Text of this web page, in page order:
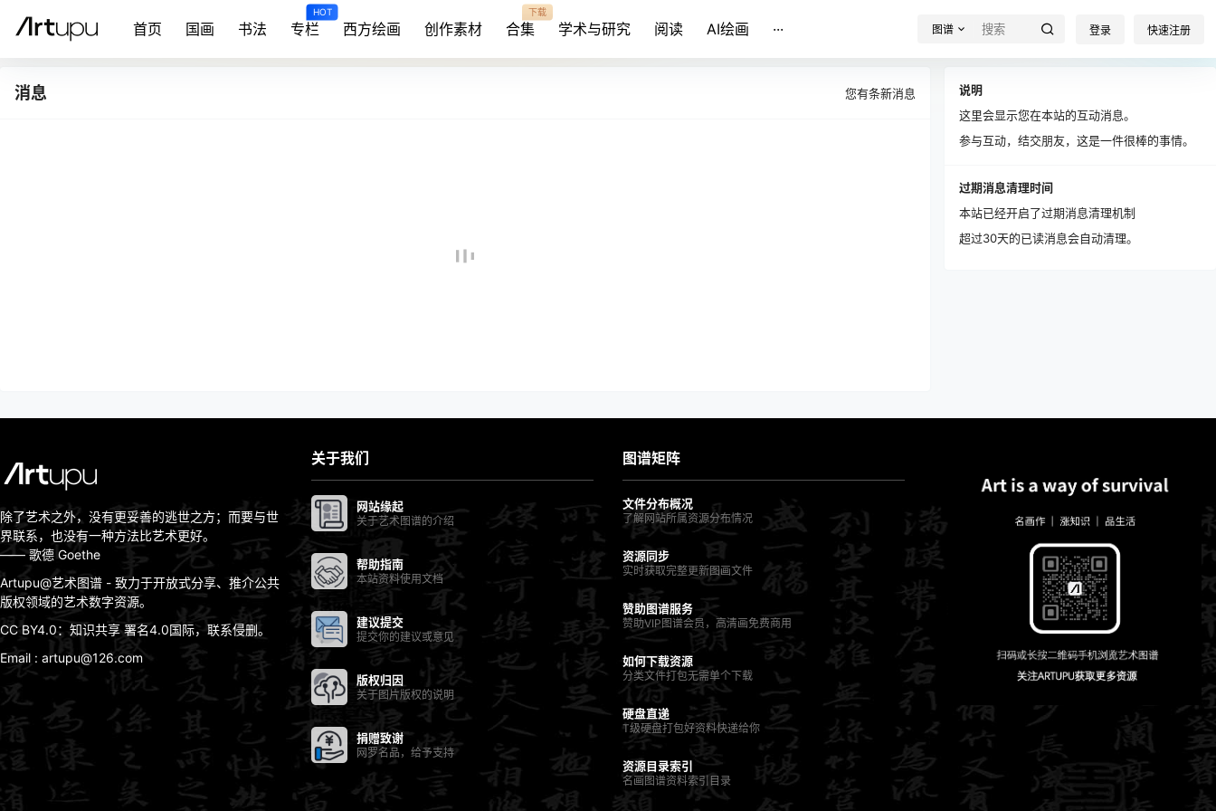
首页 国画 书法 专栏
HOT
西方绘画 创作素材 合集
下载
学术与研究 阅读 AI绘画 ··· 图谱 登录 快速注册
消息 您有条新消息
说明
这里会显示您在本站的互动消息。
参与互动，结交朋友，这是一件很棒的事情。
过期消息清理时间
本站已经开启了过期消息清理机制
超过30天的已读消息会自动清理。
除了艺术之外，没有更妥善的逃世之方；而要与世
界联系，也没有一种方法比艺术更好。
—— 歌德 Goethe
Artupu@艺术图谱 - 致力于开放式分享、推介公共
版权领域的艺术数字资源。
CC BY4.0：知识共享 署名4.0国际，联系侵删。
Email : artupu@126.com
关于我们
网站缘起
关于艺术图谱的介绍
帮助指南
本站资料使用文档
建议提交
提交你的建议或意见
版权归因
关于图片版权的说明
捐赠致谢
网罗名品，给予支持
图谱矩阵
文件分布概况
了解网站所属资源分布情况
资源同步
实时获取完整更新图画文件
赞助图谱服务
赞助VIP图谱会员，高清画免费商用
如何下载资源
分类文件打包无需单个下载
硬盘直递
T级硬盘打包好资料快递给你
资源目录索引
名画图谱资料索引目录